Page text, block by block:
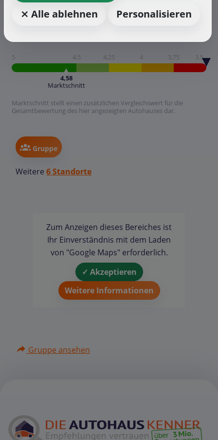
5 4,5 4,25 4 3,75 3,5
4,58
Marktschnitt
Marktschnitt stellt einen zusätzlichen Vergleichswert für die
Gesamtbewertung des hier angezeigten Autohauses dar.
Gruppe
Weitere 6 Standorte
Zum Anzeigen dieses Bereiches ist
Ihr Einverständnis mit dem Laden
von "Google Maps" erforderlich.
✓ Akzeptieren
Weitere Informationen
Gruppe ansehen
⨯ Alle ablehnen
Personalisieren